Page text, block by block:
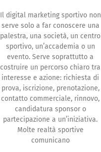
Il digital marketing sportivo non
serve solo a far conoscere una
palestra, una società, un centro
sportivo, un’accademia o un
evento. Serve soprattutto a
costruire un percorso chiaro tra
interesse e azione: richiesta di
prova, iscrizione, prenotazione,
contatto commerciale, rinnovo,
candidatura sponsor o
partecipazione a un’iniziativa.
Molte realtà sportive
comunicano